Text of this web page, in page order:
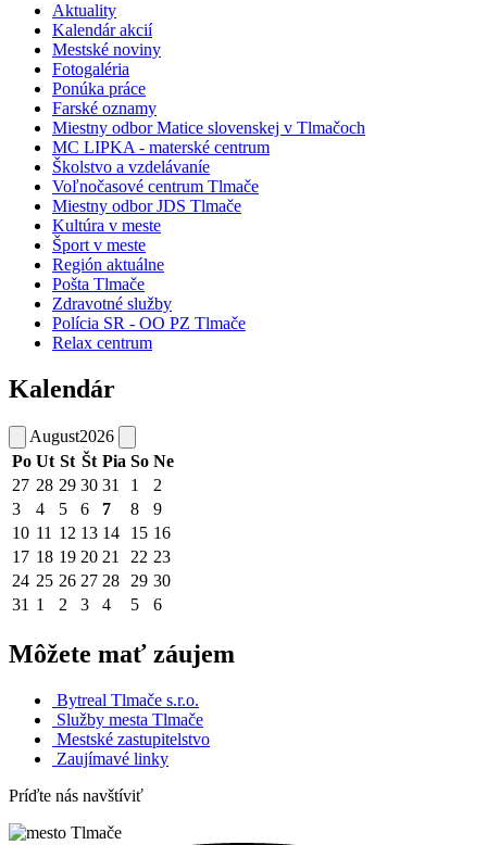
Aktuality
Kalendár akcií
Mestské noviny
Fotogaléria
Ponúka práce
Farské oznamy
Miestny odbor Matice slovenskej v Tlmačoch
MC LIPKA - materské centrum
Školstvo a vzdelávaníe
Voľnočasové centrum Tlmače
Miestny odbor JDS Tlmače
Kultúra v meste
Šport v meste
Región aktuálne
Pošta Tlmače
Zdravotné služby
Polícia SR - OO PZ Tlmače
Relax centrum
Kalendár
August2026
Po Ut St Št Pia So Ne
27 28 29 30 31 1
2
3
4 5 6 7 8
9
10 11 12 13 14 15 16
17 18 19 20 21 22 23
24 25 26 27 28 29 30
31 1 2 3 4 5 6
Môžete mať záujem
Bytreal Tlmače s.r.o.
Služby mesta Tlmače
Mestské zastupitelstvo
Zaujímavé linky
Príďte nás navštíviť